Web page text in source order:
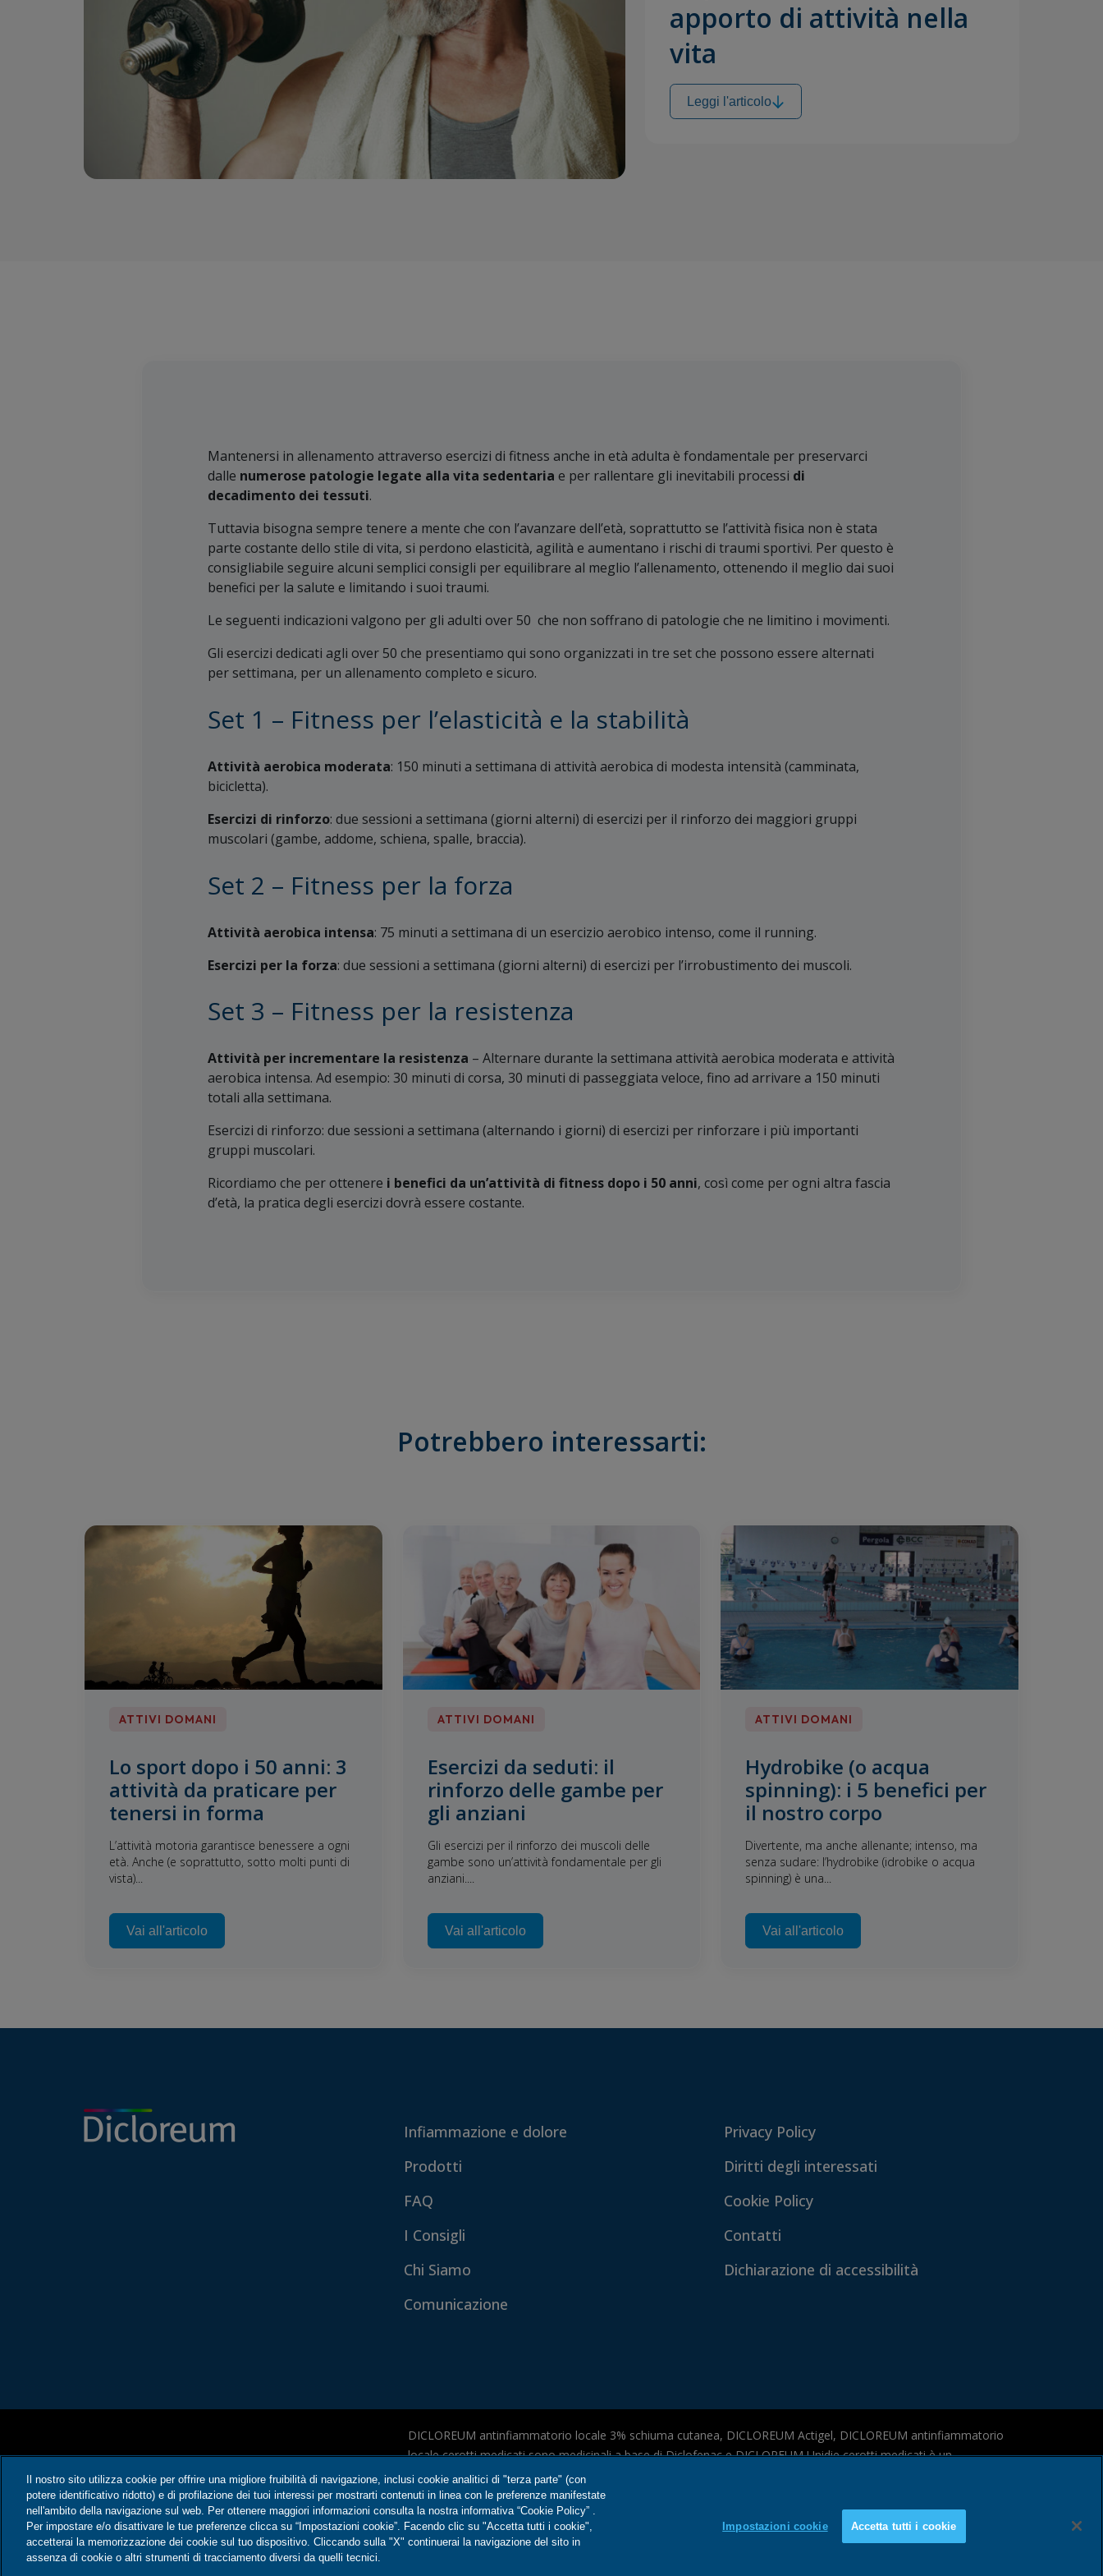
apporto di attività nella
vita
Leggi l'articolo
Mantenersi in allenamento attraverso esercizi di fitness anche in età adulta è fondamentale per preservarci
dalle numerose patologie legate alla vita sedentaria e per rallentare gli inevitabili processi di
decadimento dei tessuti.
Tuttavia bisogna sempre tenere a mente che con l’avanzare dell’età, soprattutto se l’attività fisica non è stata
parte costante dello stile di vita, si perdono elasticità, agilità e aumentano i rischi di traumi sportivi. Per questo è
consigliabile seguire alcuni semplici consigli per equilibrare al meglio l’allenamento, ottenendo il meglio dai suoi
benefici per la salute e limitando i suoi traumi.
Le seguenti indicazioni valgono per gli adulti over 50 che non soffrano di patologie che ne limitino i movimenti.
Gli esercizi dedicati agli over 50 che presentiamo qui sono organizzati in tre set che possono essere alternati
per settimana, per un allenamento completo e sicuro.
Set 1 – Fitness per l’elasticità e la stabilità
Attività aerobica moderata: 150 minuti a settimana di attività aerobica di modesta intensità (camminata,
bicicletta).
Esercizi di rinforzo: due sessioni a settimana (giorni alterni) di esercizi per il rinforzo dei maggiori gruppi
muscolari (gambe, addome, schiena, spalle, braccia).
Set 2 – Fitness per la forza
Attività aerobica intensa: 75 minuti a settimana di un esercizio aerobico intenso, come il running.
Esercizi per la forza: due sessioni a settimana (giorni alterni) di esercizi per l’irrobustimento dei muscoli.
Set 3 – Fitness per la resistenza
Attività per incrementare la resistenza – Alternare durante la settimana attività aerobica moderata e attività
aerobica intensa. Ad esempio: 30 minuti di corsa, 30 minuti di passeggiata veloce, fino ad arrivare a 150 minuti
totali alla settimana.
Esercizi di rinforzo: due sessioni a settimana (alternando i giorni) di esercizi per rinforzare i più importanti
gruppi muscolari.
Ricordiamo che per ottenere i benefici da un’attività di fitness dopo i 50 anni, così come per ogni altra fascia
d’età, la pratica degli esercizi dovrà essere costante.
Potrebbero interessarti:
ATTIVI DOMANI
Lo sport dopo i 50 anni: 3
attività da praticare per
tenersi in forma
L’attività motoria garantisce benessere a ogni
età. Anche (e soprattutto, sotto molti punti di
vista)...
Vai all'articolo
ATTIVI DOMANI
Esercizi da seduti: il
rinforzo delle gambe per
gli anziani
Gli esercizi per il rinforzo dei muscoli delle
gambe sono un’attività fondamentale per gli
anziani....
Vai all'articolo
ATTIVI DOMANI
Hydrobike (o acqua
spinning): i 5 benefici per
il nostro corpo
Divertente, ma anche allenante; intenso, ma
senza sudare: l’hydrobike (idrobike o acqua
spinning) è una...
Vai all'articolo
Infiammazione e dolore
Prodotti
FAQ
I Consigli
Chi Siamo
Comunicazione
Privacy Policy
Diritti degli interessati
Cookie Policy
Contatti
Dichiarazione di accessibilità
DICLOREUM antinfiammatorio locale 3% schiuma cutanea, DICLOREUM Actigel, DICLOREUM antinfiammatorio
locale cerotti medicati sono medicinali a base di Diclofenac e DICLOREUM Unidie cerotti medicati è un
medicinale a base di ibuprofene che possono avere effetti indesiderati anche gravi. Leggere attentamente il
foglio illustrativo. Aut. Min. del 08/01/2025.
È autorizzato dal Ministero della Salute esclusivamente il contenuto pubblicitario relativo a Dicloreum
Il nostro sito utilizza cookie per offrire una migliore fruibilità di navigazione, inclusi cookie analitici di "terza parte" (con
potere identificativo ridotto) e di profilazione dei tuoi interessi per mostrarti contenuti in linea con le preferenze manifestate
nell'ambito della navigazione sul web. Per ottenere maggiori informazioni consulta la nostra informativa “Cookie Policy” .
Per impostare e/o disattivare le tue preferenze clicca su “Impostazioni cookie”. Facendo clic su "Accetta tutti i cookie",
accetterai la memorizzazione dei cookie sul tuo dispositivo. Cliccando sulla "X" continuerai la navigazione del sito in
assenza di cookie o altri strumenti di tracciamento diversi da quelli tecnici.
Impostazioni cookie Accetta tutti i cookie